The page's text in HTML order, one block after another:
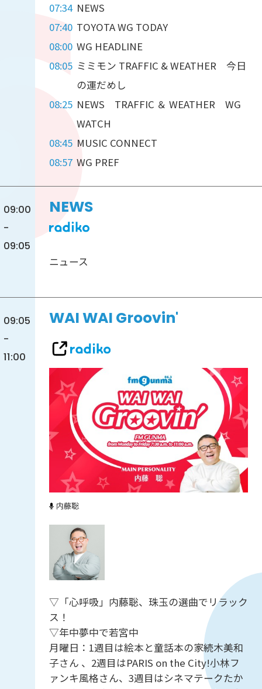
07:34 NEWS
07:40 TOYOTA WG TODAY
08:00 WG HEADLINE
08:05 ミミモン TRAFFIC & WEATHER 今日
の運だめし
08:25 NEWS TRAFFIC ＆ WEATHER WG
WATCH
08:45 MUSIC CONNECT
08:57 WG PREF
09:00
-
09:05
NEWS
ニュース
09:05
-
11:00
WAI WAI Groovin'
内藤聡
▽「心呼吸」内藤聡、珠玉の選曲でリラック
ス！
▽年中夢中で若宮中
月曜日：1週目は絵本と童話本の家続木美和
子さん 、2週目はPARIS on the City!小林フ
ァンキ風格さん、3週目はシネマテークたか